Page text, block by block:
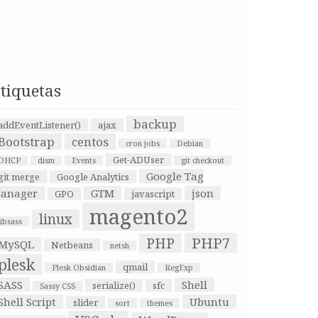
ajax
backup
centos cron jobs
Debian
dism Events Get-ADUser git checkout
merge Google Analytics
Google Tag
GPO GTM javascript json
linux magento2
Netbeans netsh PHP PHP7
Plesk Obsidian qmail RegExp
Sassy CSS serialize() sfc
Shell
Script
slider sort themes Ubuntu